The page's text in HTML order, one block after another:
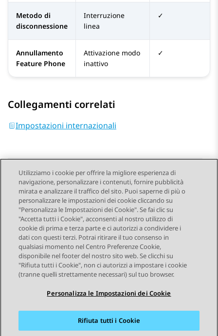
Metodo di
disconnessione
Interruzione
linea
✓
Annullamento
Feature Phone
Attivazione modo
inattivo
✓
Collegamenti correlati
Impostazioni internazionali
Send Feedback
Navigazione argomento
Argomento precedente Argomento successivo
STAY CONNECTED
Mappa del sito Condizioni d'uso Privacy
Utilizziamo i cookie per offrire la migliore esperienza di
navigazione, personalizzare i contenuti, fornire pubblicità
mirata e analizzare il traffico del sito. Puoi saperne di più o
personalizzare le impostazioni dei cookie cliccando su
"Personalizza le Impostazioni dei Cookie". Se fai clic su
"Accetta tutti i Cookie", acconsenti al nostro utilizzo di
cookie di prima e terza parte e ci autorizzi a condividere i
dati con questi terzi. Potrai ritirare il tuo consenso in
qualsiasi momento nel Centro Preferenze Cookie,
disponibile nel footer del nostro sito web. Se clicchi su
"Rifiuta tutti i Cookie", non ci autorizzi a impostare i cookie
(tranne quelli strettamente necessari) sul tuo browser.
Personalizza le Impostazioni dei Cookie
Rifiuta tutti i Cookie